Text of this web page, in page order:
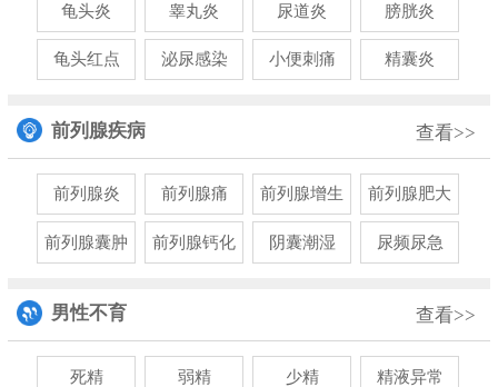
龟头炎 睾丸炎 尿道炎 膀胱炎
龟头红点 泌尿感染 小便刺痛 精囊炎
前列腺疾病 查看>>
前列腺炎 前列腺痛 前列腺增生 前列腺肥大
前列腺囊肿 前列腺钙化 阴囊潮湿 尿频尿急
男性不育 查看>>
死精 弱精 少精 精液异常